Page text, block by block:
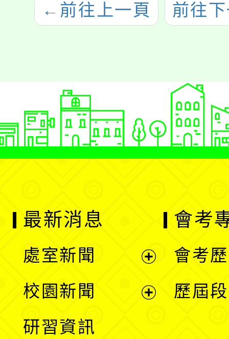
← 前往上一頁 前往
最新消息
處室新聞
校園新聞
研習資訊
會考
會考
歷屆